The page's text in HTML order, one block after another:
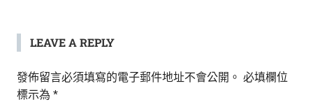
LEAVE A REPLY
發佈留言必須填寫的電子郵件地址不會公開。 必填欄位
標示為 *